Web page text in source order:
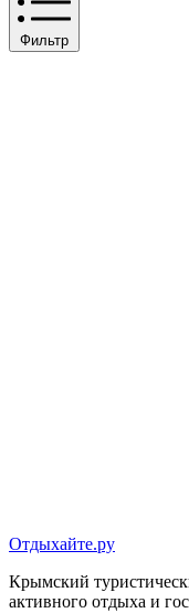
Фильтр
Отдыхайте.ру
Крымский
активного отдыха и